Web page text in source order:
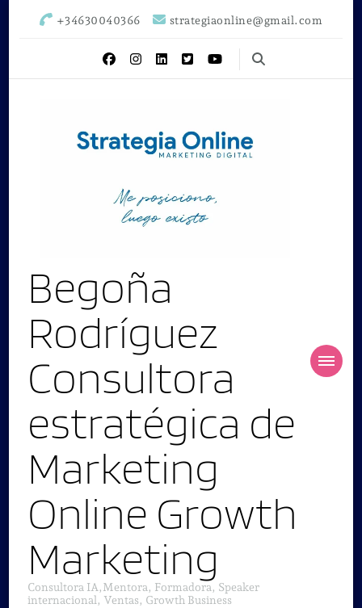
+34630040366 strategiaonline@gmail.com
Begoña
Rodríguez
Consultora
estratégica de
Marketing
Online Growth
Marketing
Consultora IA,Mentora, Formadora, Speaker
internacional, Ventas, Growth Business